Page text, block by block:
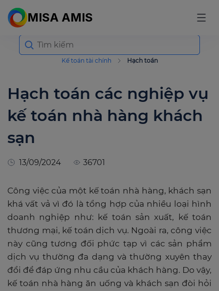
MISA AMIS
Kế toán tài chính Hạch toán
Search
for:
Hạch toán các nghiệp vụ
kế toán nhà hàng khách
sạn
13/09/2024 36701
Công việc của một kế toán nhà hàng, khách sạn
khá vất vả vì đó là tổng hợp của nhiều loại hình
doanh nghiệp như: kế toán sản xuất, kế toán
thương mại, kế toán dịch vụ. Ngoài ra, công việc
này cũng tương đối phức tạp vì các sản phẩm
dịch vụ thường đa dạng và thường xuyên thay
đổi để đáp ứng nhu cầu của khách hàng. Do vậy,
kế toán nhà hàng ăn uống và khách sạn đòi hỏi